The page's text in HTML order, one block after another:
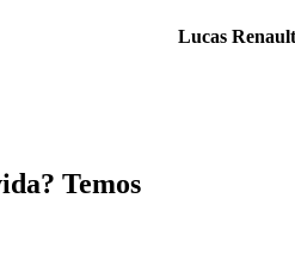
Lucas
Temos